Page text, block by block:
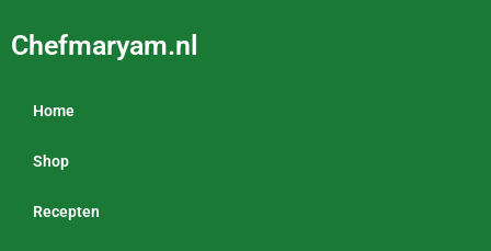
Chefmaryam.nl
Home
Shop
Recepten